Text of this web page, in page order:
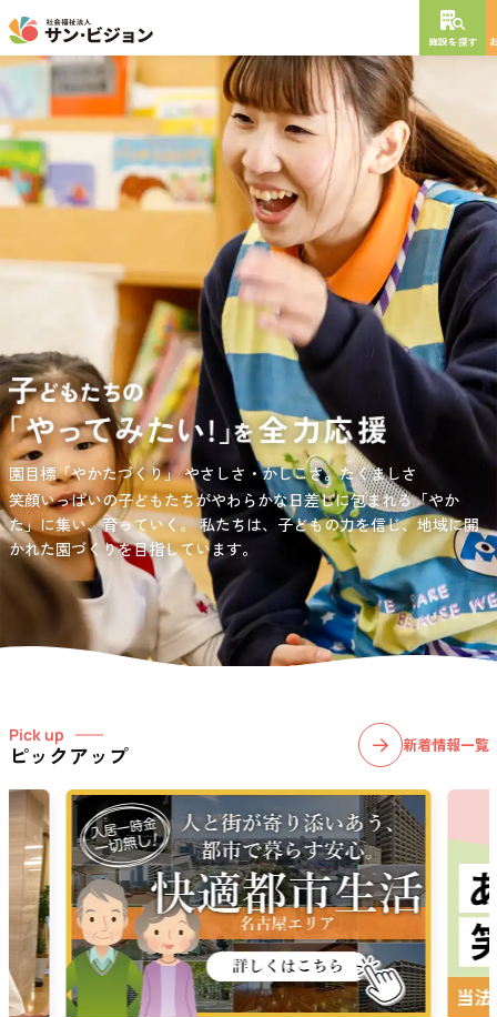
施設を探す
負担の少ない介護、ふれあいを大切にする介護、笑顔が溢れている
介護を目指して。
愛知・岐阜・長野の3県下で38施設・151事業所の介護関連事業所を運
営する社会福祉法人サン・ビジョンでは、今後ますます高まる介護
ニーズに幅広く対応していきます。
園目標「やかたづくり」やさしさ・かしこさ。たくましさ
笑顔いっぱいの子どもたちがやわらかな日差しに包まれる「やか
た」に集い、育っていく。私たちは、子どもの力を信じ、地域に開
かれた園づくりを目指しています。
サンサン・スクール東山公園では、小学生の児童が放課後安心して
過ごせる環境を提供するとともに、宿題・クラブ活動(英語・習字・
選択)などの学習面にも力を入れて行っている学童保育所です。
NEW OPEN
年
特別養護老人ホーム
短期入所生活介護
通所介護
居宅介護支援
グレイスフル砧公園
東京都世田谷区大蔵 3丁目4番12号
お問い合わせ先
03-6411-5781
担当：宮澤
Pick up
ピックアップ 新着情報一覧